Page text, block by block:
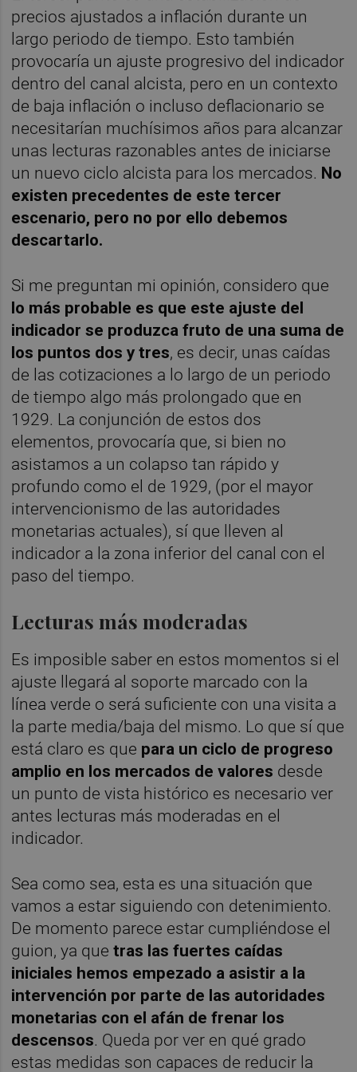
precios ajustados a inflación durante un
largo periodo de tiempo. Esto también
provocaría un ajuste progresivo del indicador
dentro del canal alcista, pero en un contexto
de baja inflación o incluso deflacionario se
necesitarían muchísimos años para alcanzar
unas lecturas razonables antes de iniciarse
un nuevo ciclo alcista para los mercados. No
existen precedentes de este tercer
escenario, pero no por ello debemos
descartarlo.
Si me preguntan mi opinión, considero que
lo más probable es que este ajuste del
indicador se produzca fruto de una suma de
los puntos dos y tres, es decir, unas caídas
de las cotizaciones a lo largo de un periodo
de tiempo algo más prolongado que en
1929. La conjunción de estos dos
elementos, provocaría que, si bien no
asistamos a un colapso tan rápido y
profundo como el de 1929, (por el mayor
intervencionismo de las autoridades
monetarias actuales), sí que lleven al
indicador a la zona inferior del canal con el
paso del tiempo.
Lecturas más moderadas
Es imposible saber en estos momentos si el
ajuste llegará al soporte marcado con la
línea verde o será suficiente con una visita a
la parte media/baja del mismo. Lo que sí que
está claro es que para un ciclo de progreso
amplio en los mercados de valores desde
un punto de vista histórico es necesario ver
antes lecturas más moderadas en el
indicador.
Sea como sea, esta es una situación que
vamos a estar siguiendo con detenimiento.
De momento parece estar cumpliéndose el
guion, ya que tras las fuertes caídas
iniciales hemos empezado a asistir a la
intervención por parte de las autoridades
monetarias con el afán de frenar los
descensos. Queda por ver en qué grado
estas medidas son capaces de reducir la